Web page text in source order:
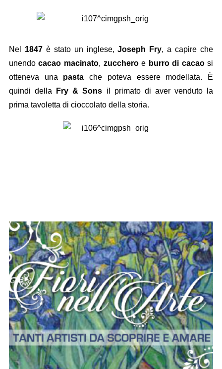
Nel 1847è stato un inglese,Joseph Fry, a capire che
unendocacao macinato, zuccheroe burro di cacaosi
otteneva una pasta che poteva essere modellata. È
quindi della
Fry & Sons il primato di aver venduto la
prima tavoletta di cioccolato della storia.